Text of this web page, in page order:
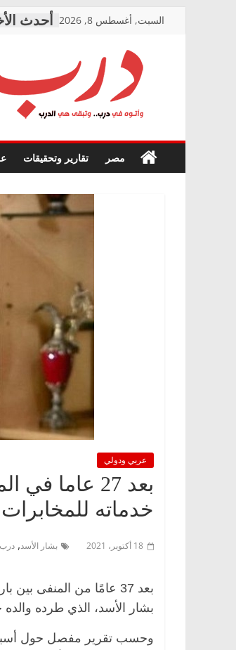
السبت, أغسطس 8, 2026
درب
في
درب..
مصر تقارير وتحقيقات
عربي ودولي
بعد 27
خدماته
18 أكتوبر، 2021 بشار الأسد, درب
بعد 37 عامًا من
بشار الأسد، الذي طرده والده حافظ عام 1984 لأنه أراد